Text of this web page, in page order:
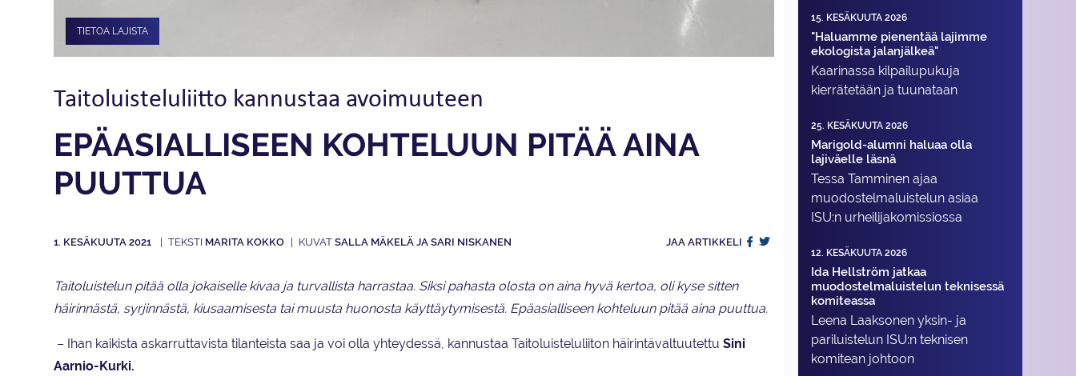
TIETOA LAJISTA
Taitoluisteluliitto kannustaa avoimuuteen
EPÄASIALLISEEN KOHTELUUN PITÄÄ AINA
PUUTTUA
1. KESÄKUUTA 2021 MARITA KOKKO SALLA MÄKELÄ JA SARI NISKANEN JAA ARTIKKELI
Taitoluistelun pitää olla jokaiselle kivaa ja turvallista harrastaa. Siksi pahasta olosta on aina hyvä kertoa, oli kyse sitten
häirinnästä, syrjinnästä, kiusaamisesta tai muusta huonosta käyttäytymisestä. Epäasialliseen kohteluun pitää aina puuttua.
– Ihan kaikista askarruttavista tilanteista saa ja voi olla yhteydessä, kannustaa Taitoluisteluliiton häirintävaltuutettu Sini
Aarnio-Kurki.
15. KESÄKUUTA 2026
"Haluamme pienentää lajimme
ekologista jalanjälkeä"
Kaarinassa kilpailupukuja
kierrätetään ja tuunataan
25. KESÄKUUTA 2026
Marigold-alumni haluaa olla
lajiväelle läsnä
Tessa Tamminen ajaa
muodostelma­luistelun asiaa
ISU:n urheilija­komissiossa
12. KESÄKUUTA 2026
Ida Hellström jatkaa
muodostelmaluistelun teknisessä
komiteassa
Leena Laaksonen yksin- ja
pariluistelun ISU:n teknisen
komitean johtoon